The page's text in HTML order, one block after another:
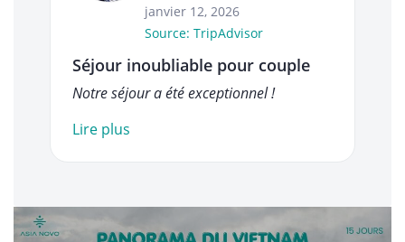
janvier 12, 2026
Source: TripAdvisor
Séjour inoubliable pour couple
Notre séjour a été exceptionnel !
Lire plus